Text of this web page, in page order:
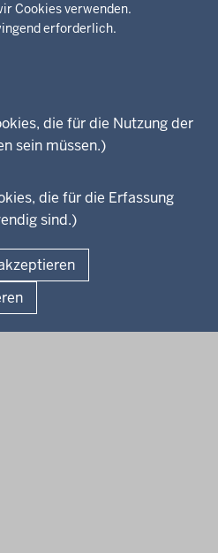
Cookies verwenden.
erforderlich.
die für die Nutzung der
sein müssen.)
die für die Erfassung
sind.)
und Studium